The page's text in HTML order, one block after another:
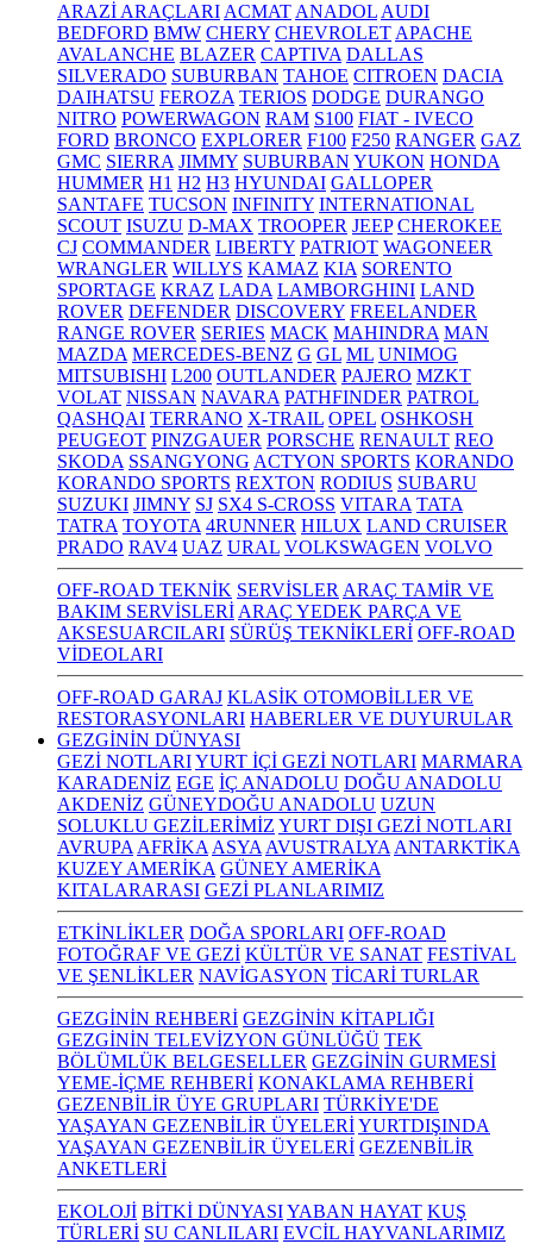
ARAZİ ARAÇLARI ACMAT ANADOL AUDI
BEDFORD BMW CHERY CHEVROLET APACHE
AVALANCHE BLAZER CAPTIVA DALLAS
SILVERADO SUBURBAN TAHOE CITROEN DACIA
DAIHATSU FEROZA TERIOS DODGE DURANGO
NITRO POWERWAGON RAM S100 FIAT - IVECO
FORD BRONCO EXPLORER F100 F250 RANGER GAZ
GMC SIERRA JIMMY SUBURBAN YUKON HONDA
HUMMER H1 H2 H3 HYUNDAI GALLOPER
SANTAFE TUCSON INFINITY INTERNATIONAL
SCOUT ISUZU D-MAX TROOPER JEEP CHEROKEE
CJ COMMANDER LIBERTY PATRIOT WAGONEER
WRANGLER WILLYS KAMAZ KIA SORENTO
SPORTAGE KRAZ LADA LAMBORGHINI LAND
ROVER DEFENDER DISCOVERY FREELANDER
RANGE ROVER SERIES MACK MAHINDRA MAN
MAZDA MERCEDES-BENZ G GL ML UNIMOG
MITSUBISHI L200 OUTLANDER PAJERO MZKT
VOLAT NISSAN NAVARA PATHFINDER PATROL
QASHQAI TERRANO X-TRAIL OPEL OSHKOSH
PEUGEOT PINZGAUER PORSCHE RENAULT REO
SKODA SSANGYONG ACTYON SPORTS KORANDO
KORANDO SPORTS REXTON RODIUS SUBARU
SUZUKI JIMNY SJ SX4 S-CROSS VITARA TATA
TATRA TOYOTA 4RUNNER HILUX LAND CRUISER
PRADO RAV4 UAZ URAL VOLKSWAGEN VOLVO
OFF-ROAD TEKNİK SERVİSLER ARAÇ TAMİR VE
BAKIM SERVİSLERİ ARAÇ YEDEK PARÇA VE
AKSESUARCILARI SÜRÜŞ TEKNİKLERİ OFF-ROAD
VİDEOLARI
OFF-ROAD GARAJ KLASİK OTOMOBİLLER VE
RESTORASYONLARI HABERLER VE DUYURULAR
GEZGİNİN DÜNYASI
GEZİ NOTLARIYURT İÇİ GEZİ NOTLARI MARMARA
KARADENİZ EGE İÇ ANADOLU DOĞU ANADOLU
AKDENİZ GÜNEYDOĞU ANADOLU UZUN
SOLUKLU GEZİLERİMİZ YURT DIŞI GEZİ NOTLARI
AVRUPA AFRİKA ASYA AVUSTRALYA ANTARKTİKA
KUZEY AMERİKA GÜNEY AMERİKA
KITALARARASI GEZİ PLANLARIMIZ
ETKİNLİKLER DOĞA SPORLARI OFF-ROAD
FOTOĞRAF VE GEZİ KÜLTÜR VE SANAT FESTİVAL
VE ŞENLİKLER NAVİGASYON TİCARİ TURLAR
GEZGİNİN REHBERİ GEZGİNİN KİTAPLIĞI
GEZGİNİN TELEVİZYON GÜNLÜĞÜ TEK
BÖLÜMLÜK BELGESELLER GEZGİNİN GURMESİ
YEME-İÇME REHBERİ KONAKLAMA REHBERİ
GEZENBİLİR ÜYE GRUPLARI TÜRKİYE'DE
YAŞAYAN GEZENBİLİR ÜYELERİYURTDIŞINDA
YAŞAYAN GEZENBİLİR ÜYELERİ GEZENBİLİR
ANKETLERİ
EKOLOJİ BİTKİ DÜNYASIYABAN HAYAT KUŞ
TÜRLERİ SU CANLILARI EVCİL HAYVANLARIMIZ